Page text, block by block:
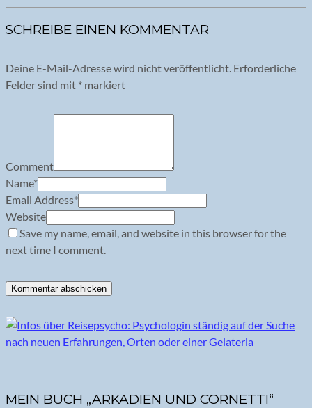
SCHREIBE EINEN KOMMENTAR
Deine E-Mail-Adresse wird nicht veröffentlicht. Erforderliche
Felder sind mit * markiert
Comment
Name*
Email Address*
Website
Save my name, email, and website in this browser for the
next time I comment.
MEIN BUCH „ARKADIEN UND CORNETTI“